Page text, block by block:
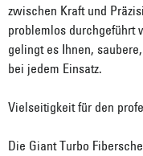
zwischen Kraft und
problemlos durchgeführt
gelingt es Ihnen,
bei jedem Einsatz.
Vielseitigkeit für den
Die Giant Turbo